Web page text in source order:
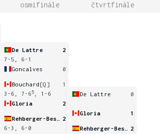
osmifinále čtvrtfinále
De Lattre
2
7-5, 6-1
Goncalves
0
Bouchard [Q]
1
3-6, 7-6 5
, 1-6
Gloria
2
2
6-3, 6-0
De Lattre 0
Gloria 1
2